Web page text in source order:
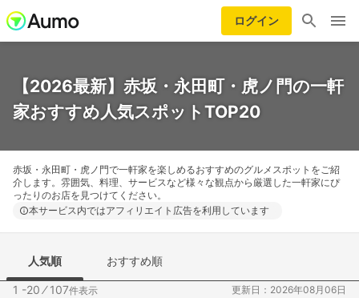
ログイン
【2026最新】赤坂・永田町・虎ノ門の一軒
家おすすめ人気スポットTOP20
赤坂・永田町・虎ノ門で一軒家を楽しめるおすすめのグルメスポットをご紹
介します。雰囲気、料理、サービスなど様々な観点から厳選した一軒家にぴ
ったりのお店を見つけてください。
本サービス内ではアフィリエイト広告を利用しています
人気順 おすすめ順
1 -20 ⁄107件表示 更新日：2026年08月06日